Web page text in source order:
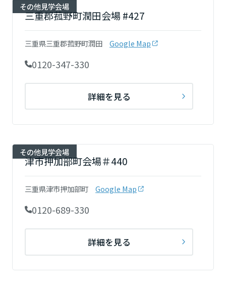
その他見学会場
三重郡菰野町潤田会場 #427
三重県三重郡菰野町潤田 Google Map
0120-347-330
詳細を見る
その他見学会場
津市押加部町会場＃440
三重県津市押加部町 Google Map
0120-689-330
詳細を見る